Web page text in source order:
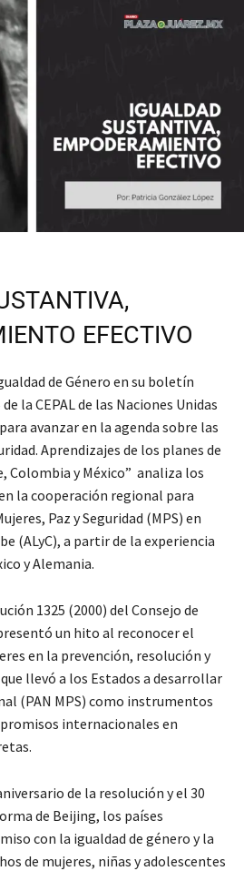
EFECTIVO
de Género en su boletín
la CEPAL de las Naciones Unidas
avanzar en la agenda sobre las
Aprendizajes de los planes de
Colombia y México” analiza los
la cooperación regional para
Paz y Seguridad (MPS) en
(ALyC), a partir de la experiencia
y Alemania.
1325 (2000) del Consejo de
un hito al reconocer el
en la prevención, resolución y
llevó a los Estados a desarrollar
(PAN MPS) como instrumentos
internacionales en
de la resolución y el 30
de Beijing, los países
con la igualdad de género y la
de mujeres, niñas y adolescentes